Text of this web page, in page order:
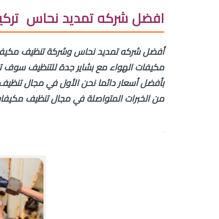
افضل شركه تمديد نحاس
أفضل شركه تمديد نحاس وشركة تنظيف
مكيفات الهواء مع بشاير جدة للتنظيف
بأفضل أسعار دائما نحن الأول في مجال
من الخبرات المتواصلة في مجال تنظيف